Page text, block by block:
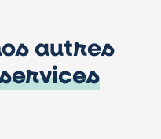
autres